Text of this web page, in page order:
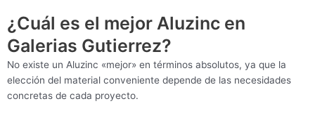
¿Cuál es el mejor Aluzinc en
Galerias Gutierrez?
No existe un Aluzinc «mejor» en términos absolutos, ya que la
elección del material conveniente depende de las necesidades
concretas de cada proyecto.